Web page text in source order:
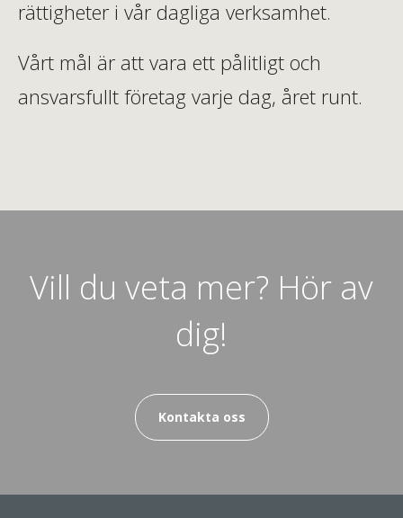
rättigheter i vår dagliga verksamhet.
Vårt mål är att vara ett pålitligt och
ansvarsfullt företag varje dag, året runt.
Vill du veta mer? Hör av
dig!
Kontakta oss